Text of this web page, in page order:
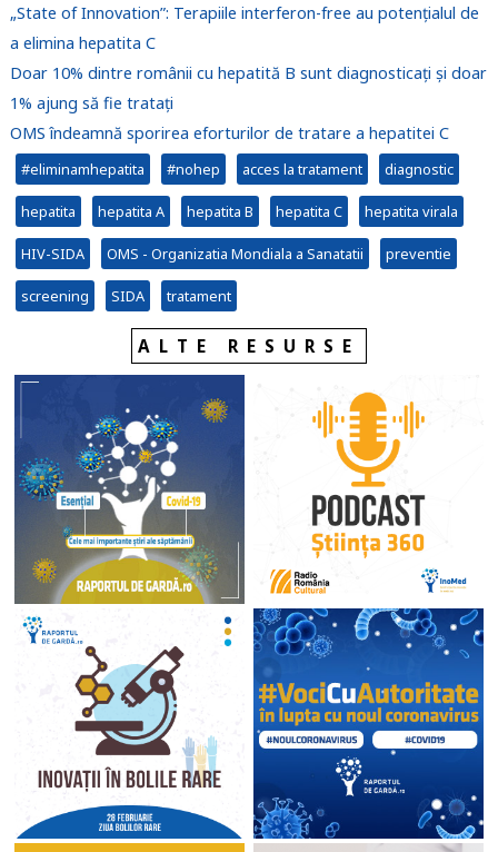
„State of Innovation”: Terapiile interferon-free au potențialul de
a elimina hepatita C
Doar 10% dintre românii cu hepatită B sunt diagnosticaţi și doar
1% ajung să fie tratați
OMS îndeamnă sporirea eforturilor de tratare a hepatitei C
#eliminamhepatita #nohep acces la tratament diagnostic
hepatita hepatita A hepatita B hepatita C hepatita virala
HIV-SIDA OMS - Organizatia Mondiala a Sanatatii preventie
screening SIDA tratament
ALTE RESURSE